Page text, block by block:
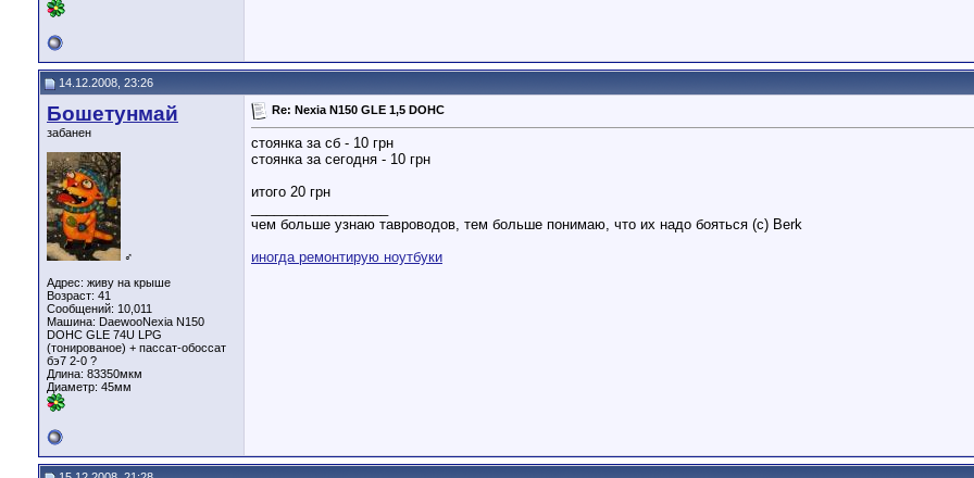
14.12.2008, 23:26
Бошетунмай
забанен
♂
Адрес: живу на крыше
Возраст: 41
Сообщений: 10,011
Машина: DaewooNexia N150
DOHC GLE 74U LPG
(тонированое) + пассат-обоссат
бэ7 2-0 ?
Длина: 83350мкм
Диаметр: 45мм
Re: Nexia N150 GLE 1,5 DOHC
стоянка за сб - 10 грн
стоянка за сегодня - 10 грн
итого 20 грн
чем больше узнаю тавроводов, тем больше понимаю, что их надо бояться (с) Berk
иногда ремонтирую ноутбуки